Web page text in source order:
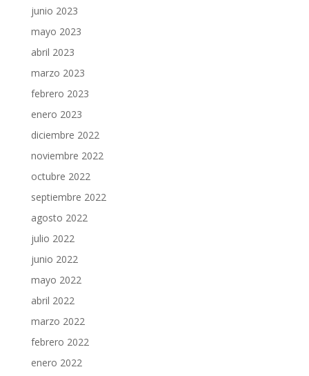
junio 2023
mayo 2023
abril 2023
marzo 2023
febrero 2023
enero 2023
diciembre 2022
noviembre 2022
octubre 2022
septiembre 2022
agosto 2022
julio 2022
junio 2022
mayo 2022
abril 2022
marzo 2022
febrero 2022
enero 2022